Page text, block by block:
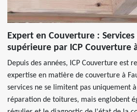
Expert en Couverture :
supérieure par ICP Couverture
Depuis des années, ICP Couverture est
expertise en matière de couverture à
services ne se limitent pas uniquement
réparation de toitures, mais englobent